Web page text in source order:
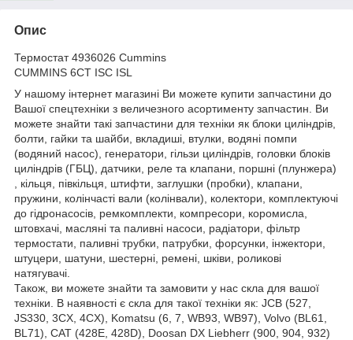
Опис
Термостат 4936026 Cummins
CUMMINS 6CT ISC ISL
У нашому інтернет магазині Ви можете купити запчастини до
Вашої спецтехніки з величезного асортименту запчастин. Ви
можете знайти такі запчастини для техніки як блоки циліндрів,
болти, гайки та шайби, вкладиші, втулки, водяні помпи
(водяний насос), генератори, гільзи циліндрів, головки блоків
циліндрів (ГБЦ), датчики, реле та клапани, поршні (плунжера)
, кільця, півкільця, штифти, заглушки (пробки), клапани,
пружини, колінчасті вали (колінвали), колектори, комплектуючі
до гідронасосів, ремкомплекти, компресори, коромисла,
штовхачі, масляні та паливні насоси, радіатори, фільтр
термостати, паливні трубки, патрубки, форсунки, інжектори,
штуцери, шатуни, шестерні, ремені, шківи, роликові
натягувачі.
Також, ви можете знайти та замовити у нас скла для вашої
техніки. В наявності є скла для такої техніки як: JCB (527,
JS330, 3CX, 4CX), Komatsu (6, 7, WB93, WB97), Volvo (BL61,
BL71), CAT (428E, 428D), Doosan DX Liebherr (900, 904, 932)